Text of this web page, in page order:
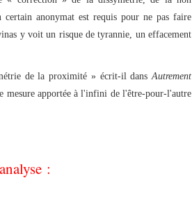
anonymat est requis pour ne pas faire
y voit un risque de tyrannie, un effacement
de la proximité » écrit-il dans Autrement
mesure apportée à l'infini de l'être-pour-l'autre
: